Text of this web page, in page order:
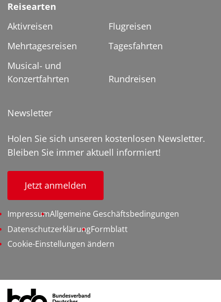
Reisearten
Aktivreisen
Flugreisen
Mehrtagesreisen
Tagesfahrten
Musical- und
Konzertfahrten
Rundreisen
Newsletter
Holen Sie sich unseren kostenlosen Newsletter.
Bleiben Sie immer aktuell informiert!
Jetzt anmelden
ImpressumAllgemeine Geschäftsbedingungen
DatenschutzerklärungFormblatt
Cookie-Einstellungen ändern